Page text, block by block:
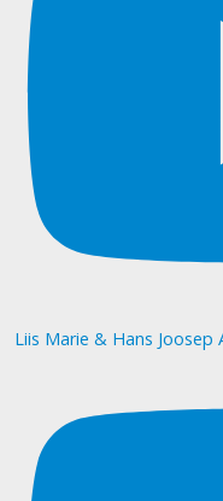
Liis Marie & Hans Joosep